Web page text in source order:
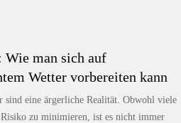
Wie man sich auf
Wetter vorbereiten kann
sind eine ärgerliche Realität. Obwohl viele
Risiko zu minimieren, ist es nicht immer